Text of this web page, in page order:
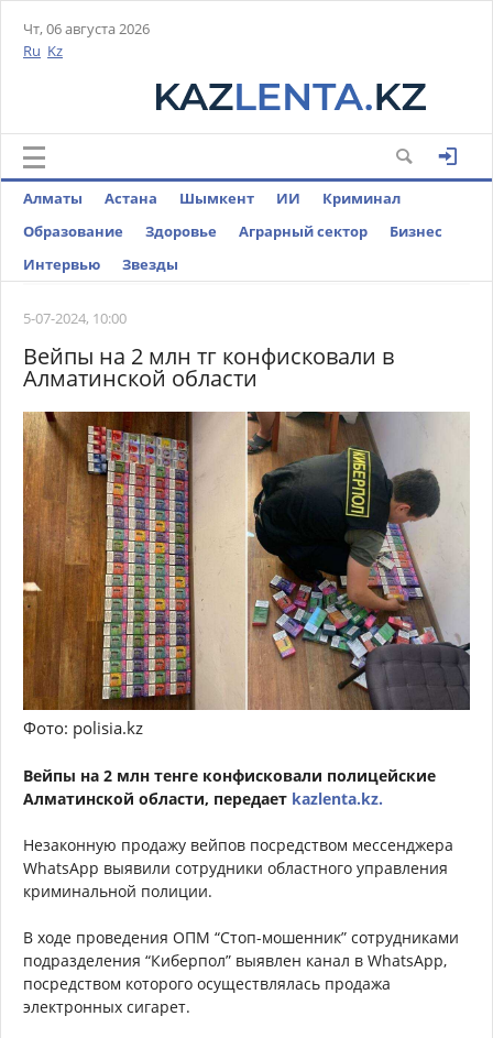
Чт, 06 августа 2026
Ru Kz
Алматы Астана Шымкент ИИ
Криминал
Образование
Здоровье Аграрный сектор
Бизнес
Интервью
Звезды
5-07-2024, 10:00
Вейпы на 2 млн тг конфисковали в
Алматинской области
Фото: polisia.kz
Вейпы на 2 млн тенге конфисковали полицейские
Алматинской области, передает kazlenta.kz.
Незаконную продажу вейпов посредством мессенджера
WhatsApp выявили сотрудники областного управления
криминальной полиции.
В ходе проведения ОПМ “Стоп-мошенник” сотрудниками
подразделения “Киберпол” выявлен канал в WhatsApp,
посредством которого осуществлялась продажа
электронных сигарет.